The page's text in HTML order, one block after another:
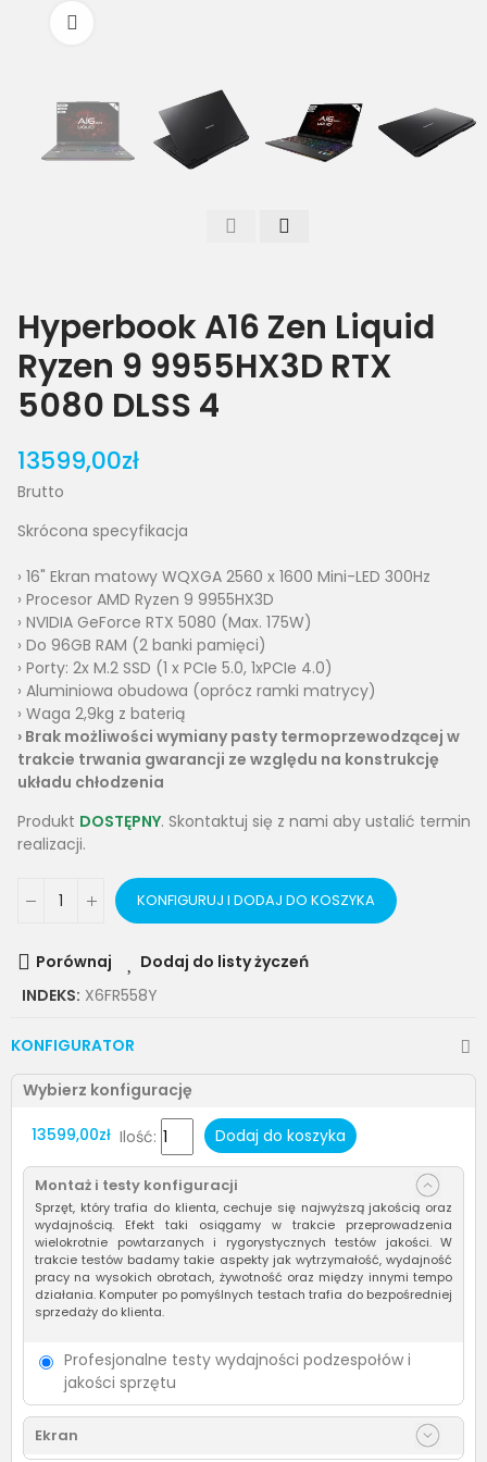
Hyperbook A16 Zen Liquid
Ryzen 9 9955HX3D RTX
5080 DLSS 4
13599,00zł
Brutto
Skrócona specyfikacja
› 16" Ekran matowy WQXGA 2560 x 1600 Mini-LED 300Hz
› Procesor AMD Ryzen 9 9955HX3D
› NVIDIA GeForce RTX 5080 (Max. 175W)
› Do 96GB RAM (2 banki pamięci)
› Porty: 2x M.2 SSD (1 x PCIe 5.0, 1xPCIe 4.0)
› Aluminiowa obudowa (oprócz ramki matrycy)
› Waga 2,9kg z baterią
› Brak możliwości wymiany pasty termoprzewodzącej w
trakcie trwania gwarancji ze względu na konstrukcję
układu chłodzenia
Produkt DOSTĘPNY. Skontaktuj się z nami aby ustalić termin
realizacji.
KONFIGURUJ I DODAJ DO KOSZYKA
Porównaj
Dodaj do listy życzeń
INDEKS: X6FR558Y
KONFIGURATOR
Wybierz konfigurację
13599,00zł Ilość: Dodaj do koszyka
Montaż i testy konfiguracji
Sprzęt, który trafia do klienta, cechuje się najwyższą jakością oraz
wydajnością. Efekt taki osiągamy w trakcie przeprowadzenia
wielokrotnie powtarzanych i rygorystycznych testów jakości. W
trakcie testów badamy takie aspekty jak wytrzymałość, wydajność
pracy na wysokich obrotach, żywotność oraz między innymi tempo
działania. Komputer po pomyślnych testach trafia do bezpośredniej
sprzedaży do klienta.
Profesjonalne testy wydajności podzespołów i
jakości sprzętu
Ekran